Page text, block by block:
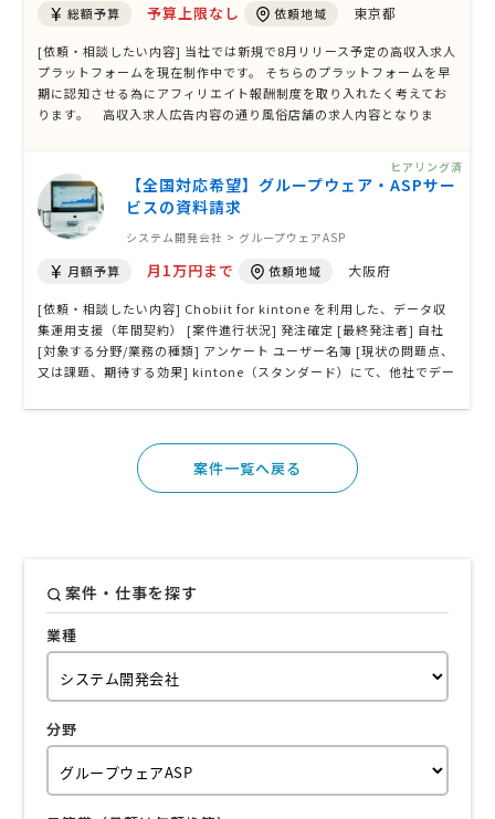
総額予算 予算上限なし 依頼地域 東京都
[依頼・相談したい内容] 当社では新規で8月リリース予定の高収入求人
プラットフォームを現在制作中です。 そちらのプラットフォームを早
期に認知させる為にアフィリエイト報酬制度を取り入れたく考えてお
ります。 高収入求人広告内容の通り風俗店舗の求人内容となりま
ようお願い致します。 [ …【全国対応希望】グループウェア・ASPサー
ビスの資料請求
システム開発会社 > グループウェアASP
月額予算 月1万円まで 依頼地域 大阪府
[依頼・相談したい内容] Chobiit for kintone を利⽤した、データ収
集運用支援（年間契約） [案件進行状況] 発注確定 [最終発注者] 自社
[対象する分野/業務の種類] アンケート ユーザー名簿 [現状の問題点、
又は課題、期待する効果] kintone（スタンダード）にて、他社でデー
く稼働せず、また柔軟性にも欠ける内容であったことから保守契約を
ヒアリング済
案件一覧へ戻る
案件・仕事を探す
業種
分野